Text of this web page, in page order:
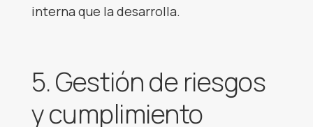
interna que la desarrolla.
5. Gestión de riesgos
y cumplimiento